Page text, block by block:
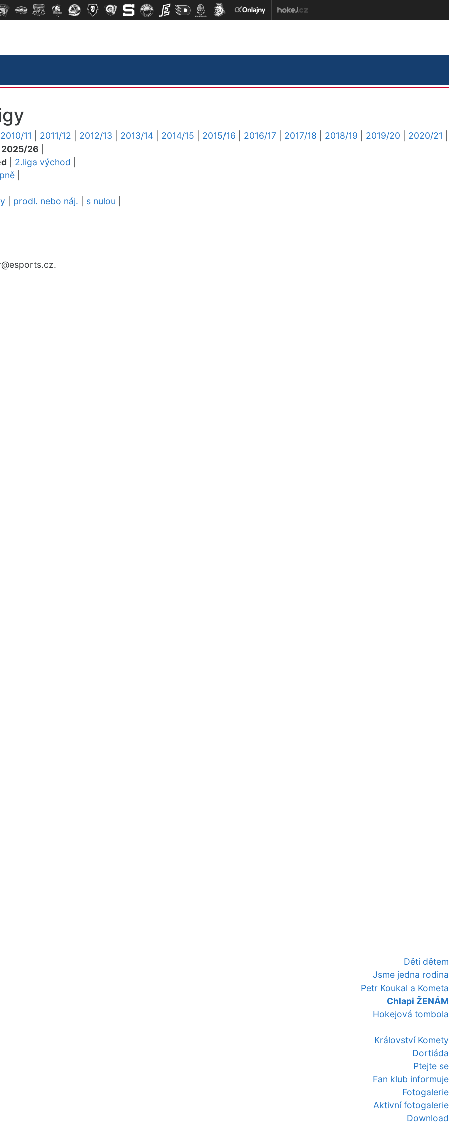
Děti dětem
Jsme jedna rodina
Petr Koukal a Kometa
Chlapi ŽENÁM
Hokejová tombola
Království Komety
Dortiáda
Ptejte se
Fan klub informuje
Fotogalerie
Aktivní fotogalerie
Download
2010/11 2011/12 2012/13 2013/14 2014/15 2015/16 2016/17 2017/18 2018/19 2019/20 2020/21
2025/26
2.liga východ
prodl. nebo náj. s nulou
@esports.cz.